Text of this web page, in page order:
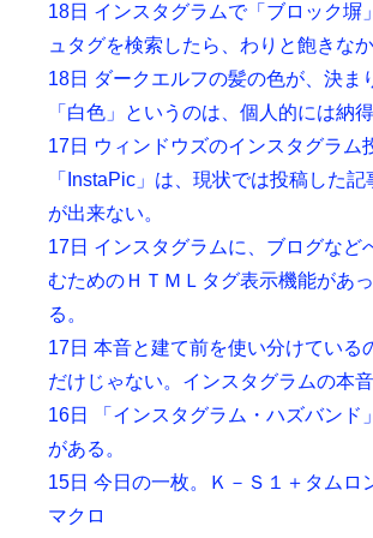
18日 インスタグラムで「ブロック塀
ュタグを検索したら、わりと飽きなか
18日 ダークエルフの髪の色が、決ま
「白色」というのは、個人的には納
17日 ウィンドウズのインスタグラム
「InstaPic」は、現状では投稿した
が出来ない。
17日 インスタグラムに、ブログなど
むためのＨＴＭＬタグ表示機能があ
る。
17日 本音と建て前を使い分けている
だけじゃない。インスタグラムの本
16日 「インスタグラム・ハズバンド
がある。
15日 今日の一枚。Ｋ－Ｓ１＋タムロ
マクロ